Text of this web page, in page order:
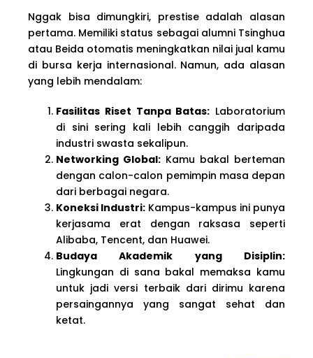
Nggak bisa dimungkiri, prestise adalah alasan
pertama. Memiliki status sebagai alumni Tsinghua
atau Beida otomatis meningkatkan nilai jual kamu
di bursa kerja internasional. Namun, ada alasan
yang lebih mendalam:
Fasilitas Riset Tanpa Batas: Laboratorium
di sini sering kali lebih canggih daripada
industri swasta sekalipun.
Networking Global: Kamu bakal berteman
dengan calon-calon pemimpin masa depan
dari berbagai negara.
Koneksi Industri: Kampus-kampus ini punya
kerjasama erat dengan raksasa seperti
Alibaba, Tencent, dan Huawei.
Budaya Akademik yang Disiplin:
Lingkungan di sana bakal memaksa kamu
untuk jadi versi terbaik dari dirimu karena
persaingannya yang sangat sehat dan
ketat.